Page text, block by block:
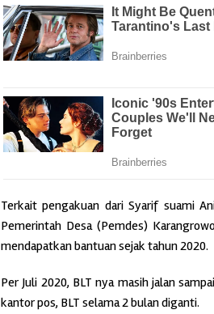
Terkait pengakuan dari Syarif suami
Pemerintah Desa (Pemdes)
mendapatkan bantuan sejak tahun 2020.
Per Juli 2020, BLT nya masih jalan
kantor pos, BLT selama 2 bulan diganti.